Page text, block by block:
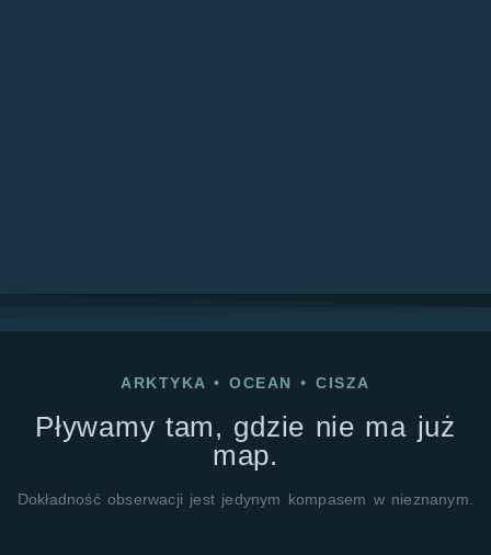
ARKTYKA• OCEAN• CISZA
Pływamy tam, gdzie nie ma już
map.
Dokładność obserwacji jest jedynym kompasem w nieznanym.